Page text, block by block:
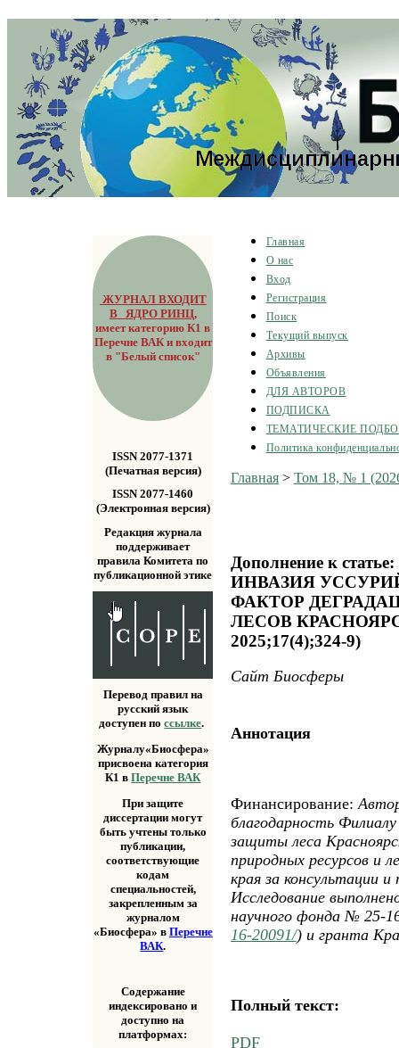
ЖУРНАЛ ВХОДИТ
В ЯДРО РИНЦ,
имеет категорию К1 в
Перечне ВАК и входит
в "Белый список"
ISSN 2077-1371
(Печатная версия)
ISSN 2077-1460
(Электронная версия)
Редакция журнала
поддерживает
правила Комитета по
публикационной этике
Перевод правил на
русский язык
доступен поссылке.
Журналу«Биосфера»
присвоена категория
К1 вПеречне ВАК
При защите
диссертации могут
быть учтены только
публикации,
соответствующие
кодам
специальностей,
закрепленным за
журналом
«Биосфера» в Перечне
ВАК.
Содержание
индексировано и
доступно на
платформах:
Главная
О нас
Вход
Регистрация
Поиск
Текущий выпуск
Архивы
Объявления
ДЛЯ АВТОРОВ
ПОДПИСКА
ТЕМАТИЧЕСКИЕ
Политика
Главная> Том 18, № 1
Дополнение к
ИНВАЗИЯ
ФАКТОР
ЛЕСОВ
2025;17(4);324-9)
Сайт Биосферы
Аннотация
Финансирование:
благодарность
защиты леса
природных ресурсов и
края за консультации
Исследование
научного фонда № 25-
16-20091/) и гранта
Полный текст:
PDF